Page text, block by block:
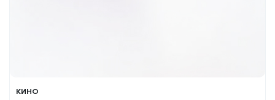
КИНО